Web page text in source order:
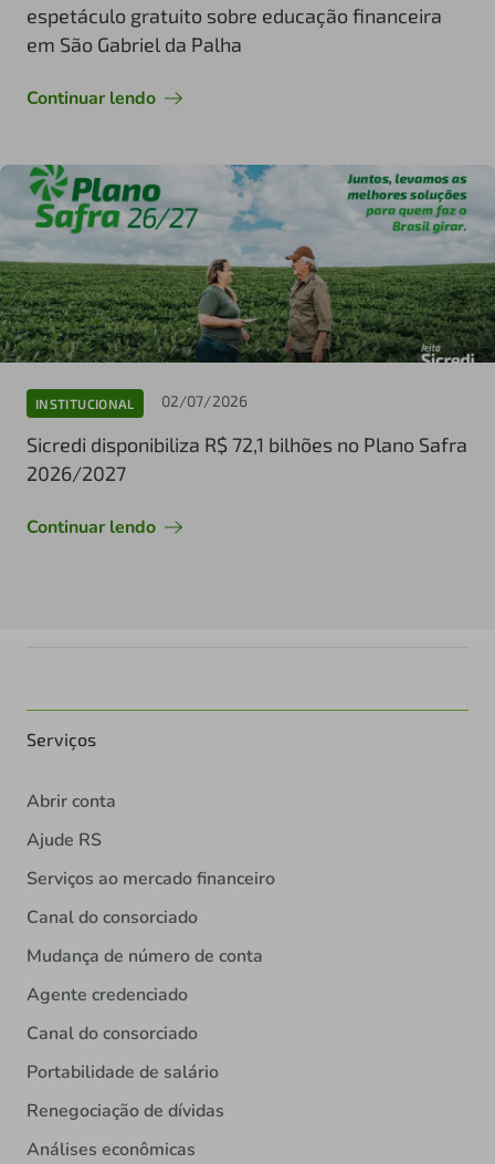
espetáculo gratuito sobre educação financeira
em São Gabriel da Palha
Continuar lendo
INSTITUCIONAL 02/07/2026
Sicredi disponibiliza R$ 72,1 bilhões no Plano Safra
2026/2027
Continuar lendo
Serviços
Abrir conta
Ajude RS
Serviços ao mercado financeiro
Canal do consorciado
Mudança de número de conta
Agente credenciado
Canal do consorciado
Portabilidade de salário
Renegociação de dívidas
Análises econômicas